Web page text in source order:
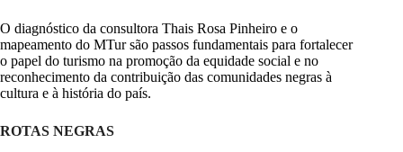
O diagnóstico da consultora Thais Rosa Pinheiro e o
mapeamento do MTur são passos fundamentais para fortalecer
o papel do turismo na promoção da equidade social e no
reconhecimento da contribuição das comunidades negras à
cultura e à história do país.
ROTAS NEGRAS